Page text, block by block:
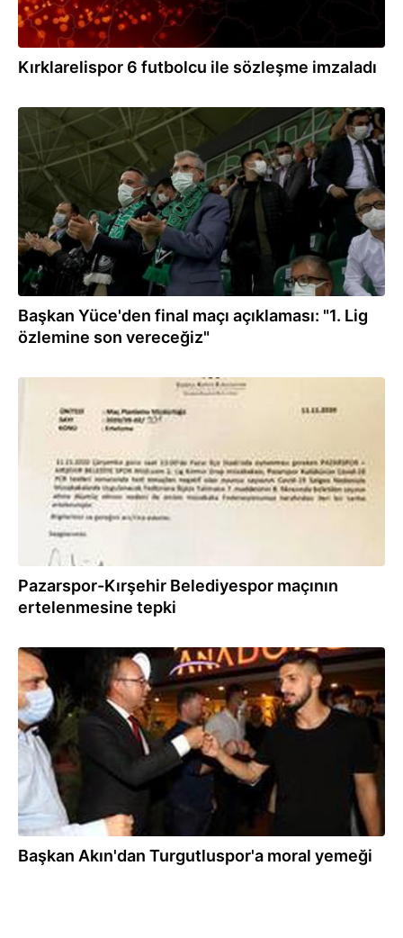
Kırklarelispor 6 futbolcu ile sözleşme imzaladı
25.05.2021
Başkan Yüce'den final maçı açıklaması: "1. Lig
özlemine son vereceğiz"
Pazarspor-Kırşehir Belediyespor maçının
ertelenmesine tepki
18.09.2020
Başkan Akın'dan Turgutluspor'a moral yemeği